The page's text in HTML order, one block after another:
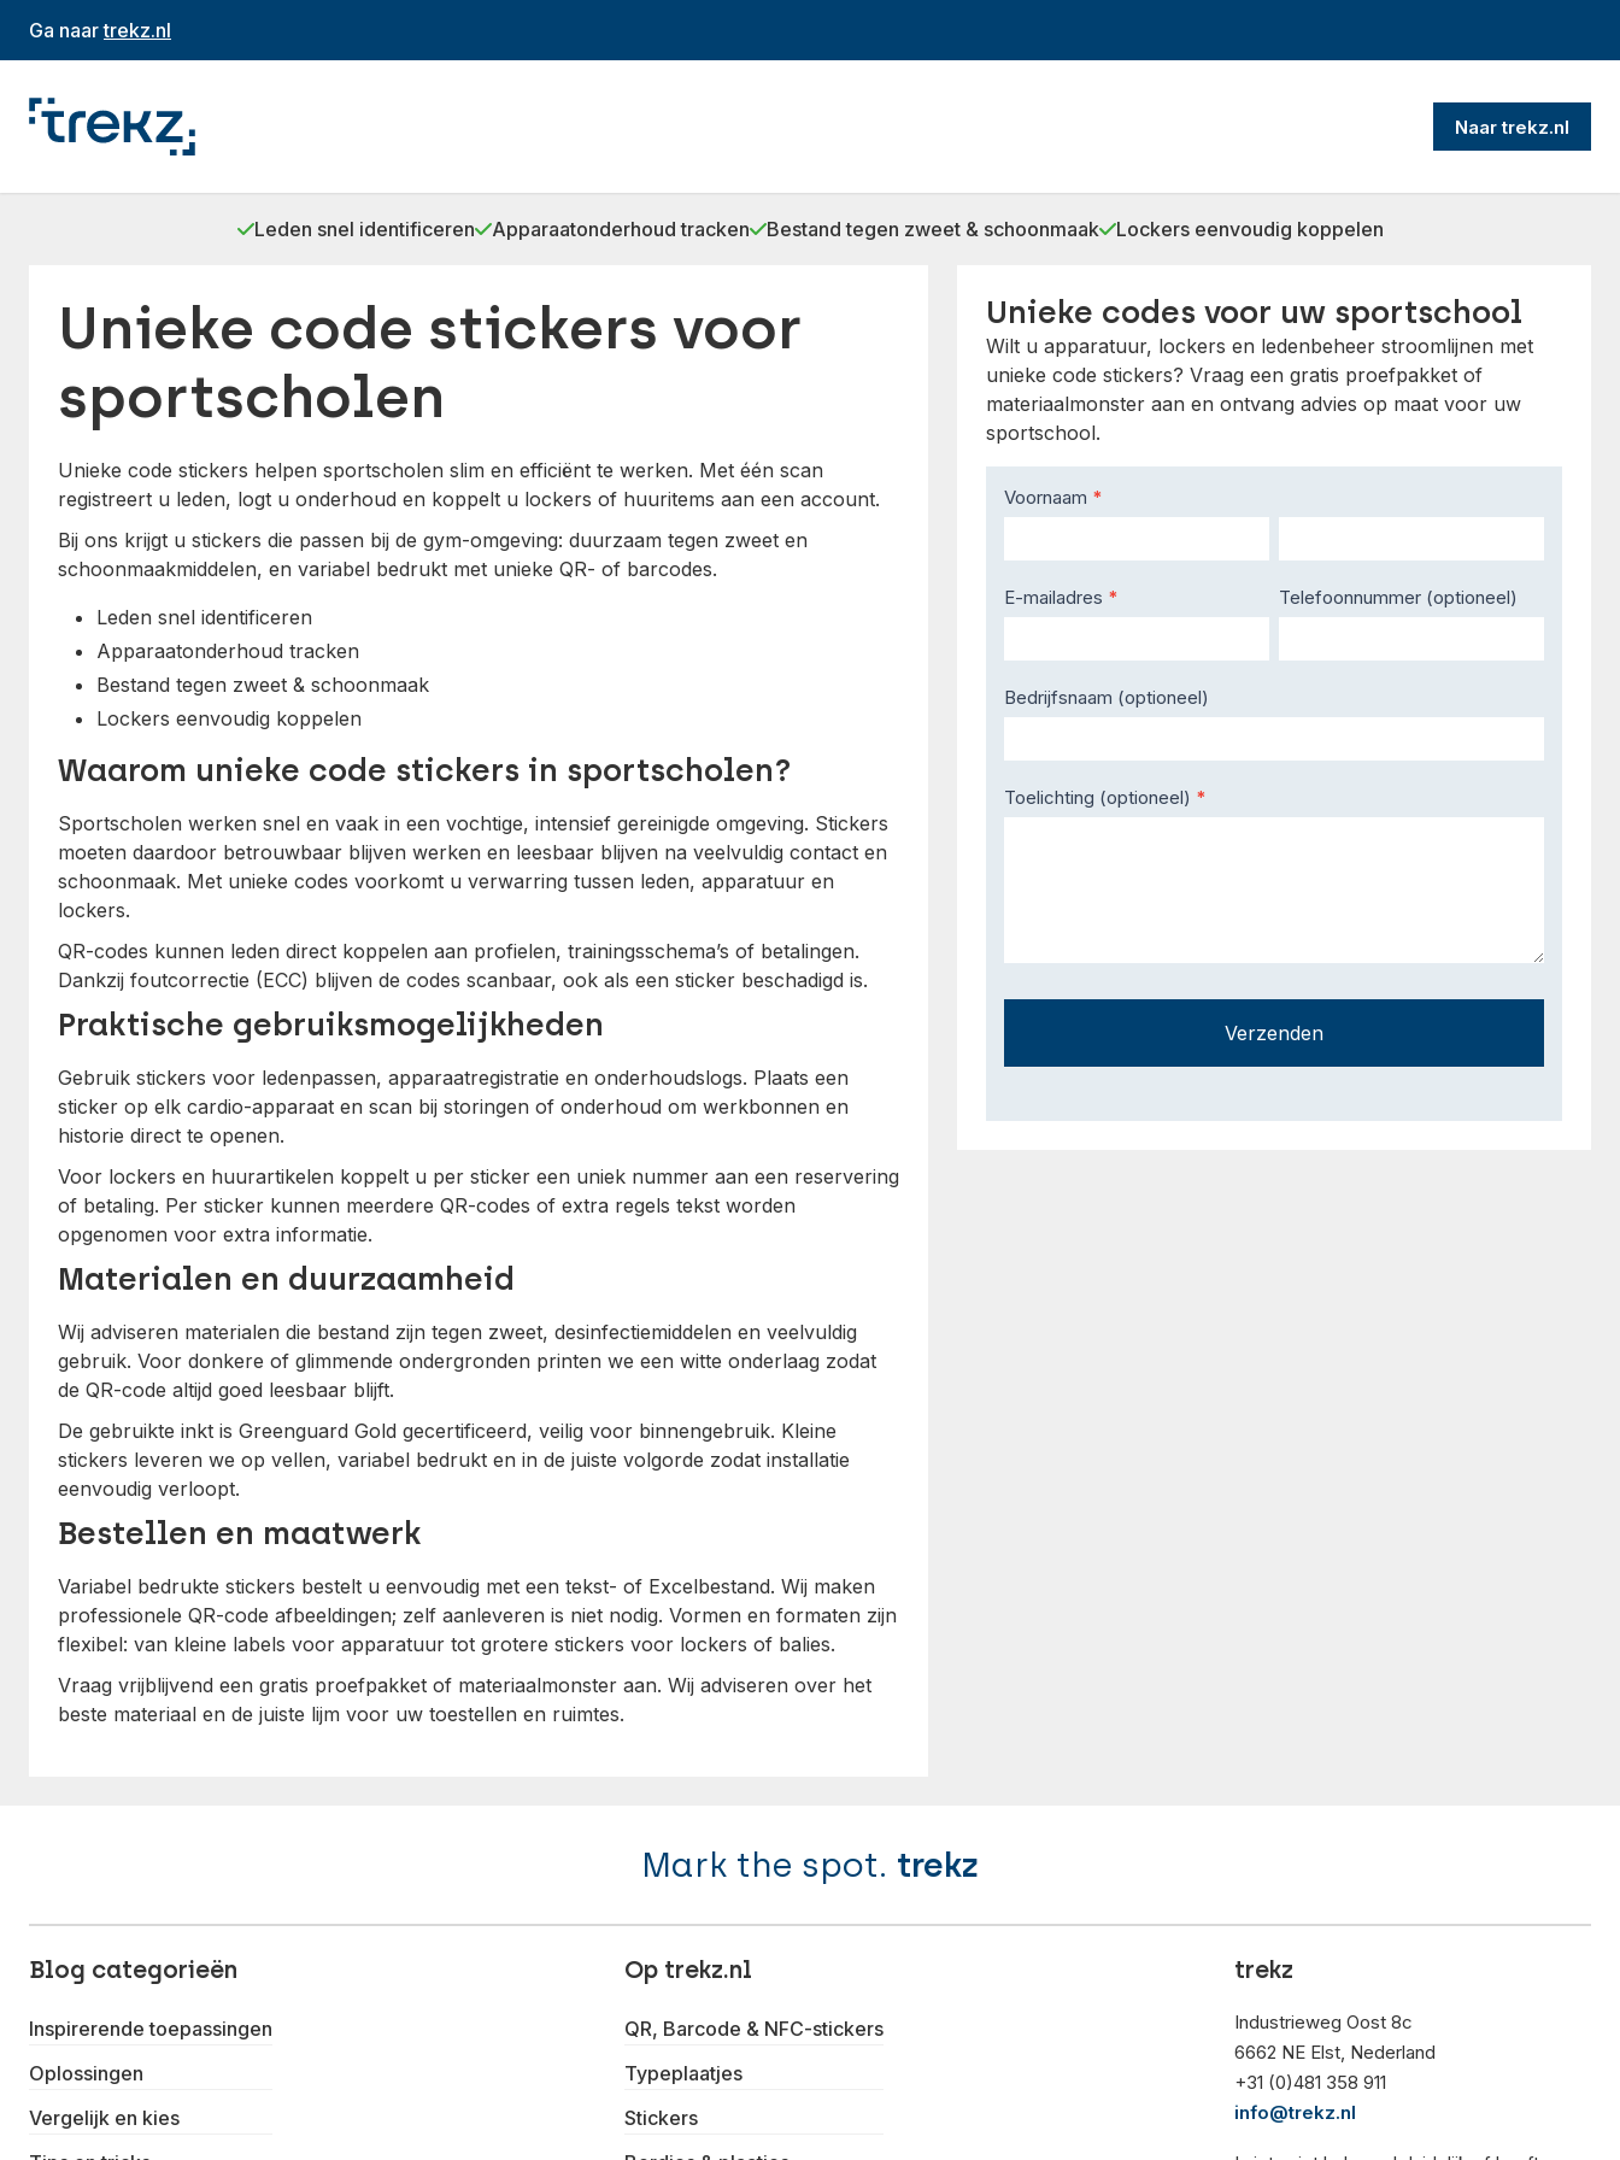
Ga naartrekz.nl
Naar trekz.nl
Leden snel identificeren Apparaatonderhoud tracken Bestand tegen zweet & schoonmaak Lockers eenvoudig koppelen
Unieke code stickers voor
sportscholen
Unieke code stickers helpen sportscholen slim en efficiënt te werken. Met één scan
registreert u leden, logt u onderhoud en koppelt u lockers of huuritems aan een account.
Bij ons krijgt u stickers die passen bij de gym-omgeving: duurzaam tegen zweet en
schoonmaakmiddelen, en variabel bedrukt met unieke QR- of barcodes.
Leden snel identificeren
Apparaatonderhoud tracken
Bestand tegen zweet & schoonmaak
Lockers eenvoudig koppelen
Waarom unieke code stickers in sportscholen?
Sportscholen werken snel en vaak in een vochtige, intensief gereinigde omgeving. Stickers
moeten daardoor betrouwbaar blijven werken en leesbaar blijven na veelvuldig contact en
schoonmaak. Met unieke codes voorkomt u verwarring tussen leden, apparatuur en
lockers.
QR-codes kunnen leden direct koppelen aan profielen, trainingsschema’s of betalingen.
Dankzij foutcorrectie (ECC) blijven de codes scanbaar, ook als een sticker beschadigd is.
Praktische gebruiksmogelijkheden
Gebruik stickers voor ledenpassen, apparaatregistratie en onderhoudslogs. Plaats een
sticker op elk cardio-apparaat en scan bij storingen of onderhoud om werkbonnen en
historie direct te openen.
Voor lockers en huurartikelen koppelt u per sticker een uniek nummer aan een reservering
of betaling. Per sticker kunnen meerdere QR-codes of extra regels tekst worden
opgenomen voor extra informatie.
Materialen en duurzaamheid
Wij adviseren materialen die bestand zijn tegen zweet, desinfectiemiddelen en veelvuldig
gebruik. Voor donkere of glimmende ondergronden printen we een witte onderlaag zodat
de QR-code altijd goed leesbaar blijft.
De gebruikte inkt is Greenguard Gold gecertificeerd, veilig voor binnengebruik. Kleine
stickers leveren we op vellen, variabel bedrukt en in de juiste volgorde zodat installatie
eenvoudig verloopt.
Bestellen en maatwerk
Variabel bedrukte stickers bestelt u eenvoudig met een tekst- of Excelbestand. Wij maken
professionele QR-code afbeeldingen; zelf aanleveren is niet nodig. Vormen en formaten zijn
flexibel: van kleine labels voor apparatuur tot grotere stickers voor lockers of balies.
Vraag vrijblijvend een gratis proefpakket of materiaalmonster aan. Wij adviseren over het
beste materiaal en de juiste lijm voor uw toestellen en ruimtes.
Unieke codes voor uw sportschool
Wilt u apparatuur, lockers en ledenbeheer stroomlijnen met
unieke code stickers? Vraag een gratis proefpakket of
materiaalmonster aan en ontvang advies op maat voor uw
sportschool.
Contact
Us
Voornaam *
E-mailadres * Telefoonnummer (optioneel)
Bedrijfsnaam (optioneel)
Toelichting (optioneel) *
Verzenden
Mark the spot. trekz
Blog categorieën
Inspirerende toepassingen
Oplossingen
Vergelijk en kies
Op trekz.nl
QR, Barcode & NFC-stickers
Typeplaatjes
Stickers
trekz
Industrieweg Oost 8c
6662 NE Elst, Nederland
+31 (0)481 358 911
info@trekz.nl